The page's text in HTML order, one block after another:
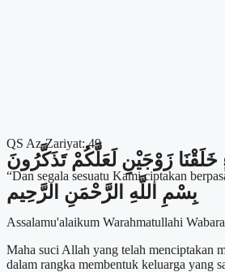
QS Az-Zariyat: 49
زَوْجَيْنِ لَعَلَّكُمْ تَذَكَّرُونَ
“Dan segala sesuatu Kami ciptakan
بِسْمِ اللَّهِ الرَّحْمَنِ الرَّحِيم
Assalamu'alaikum Warahmatullahi
Maha suci Allah yang telah menciptakan
dalam rangka membentuk keluarga yang